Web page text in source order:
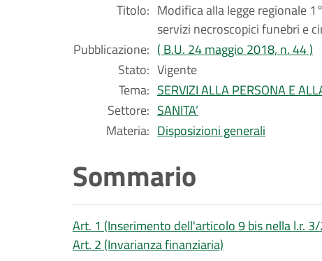
Titolo: Modifica alla legge regionale
servizi necroscopici funebri e
Pubblicazione: ( B.U. 24 maggio 2018, n. 44 )
Stato: Vigente
Tema: SERVIZI ALLA PERSONA E
Settore: SANITA’
Materia: Disposizioni generali
Sommario
Art. 1 (Inserimento dell'articolo 9 bis nella l.r.
Art. 2 (Invarianza finanziaria)